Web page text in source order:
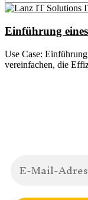
Einführung
Use Case:
vereinfachen, die